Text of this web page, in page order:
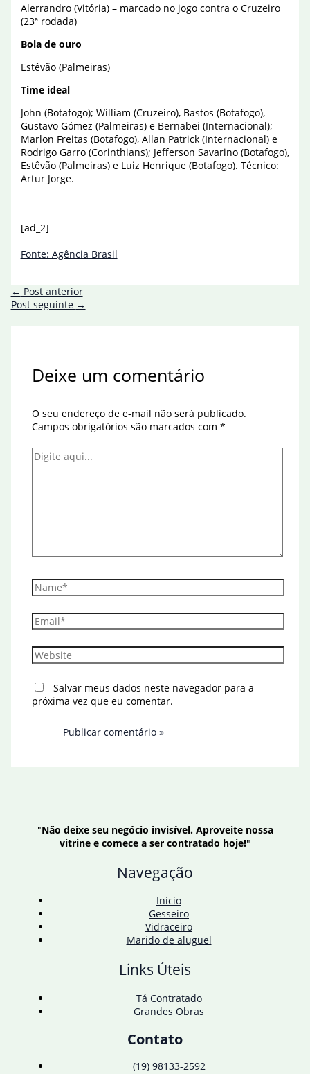
Alerrandro (Vitória) – marcado no jogo contra o Cruzeiro
(23ª rodada)
Bola de ouro
Estêvão (Palmeiras)
Time ideal
John (Botafogo); William (Cruzeiro), Bastos (Botafogo),
Gustavo Gómez (Palmeiras) e Bernabei (Internacional);
Marlon Freitas (Botafogo), Allan Patrick (Internacional) e
Rodrigo Garro (Corinthians); Jefferson Savarino (Botafogo),
Estêvão (Palmeiras) e Luiz Henrique (Botafogo). Técnico:
Artur Jorge.
[ad_2]
Fonte: Agência Brasil
← Post anterior
Post seguinte →
Deixe um comentário
O seu endereço de e-mail não será publicado.
Campos obrigatórios são marcados com *
Digite
aqui...
Name*
Email*
Website
Salvar meus dados neste navegador para a
próxima vez que eu comentar.
"Não deixe seu negócio invisível. Aproveite nossa
vitrine e comece a ser contratado hoje!"
Navegação
Início
Gesseiro
Vidraceiro
Marido de aluguel
Links Úteis
Tá Contratado
Grandes Obras
Contato
(19) 98133-2592